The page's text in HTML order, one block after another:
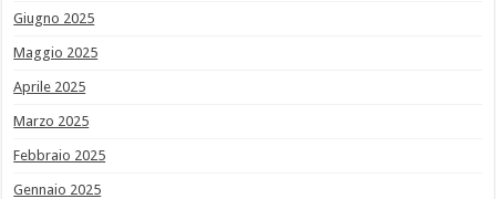
Giugno 2025
Maggio 2025
Aprile 2025
Marzo 2025
Febbraio 2025
Gennaio 2025